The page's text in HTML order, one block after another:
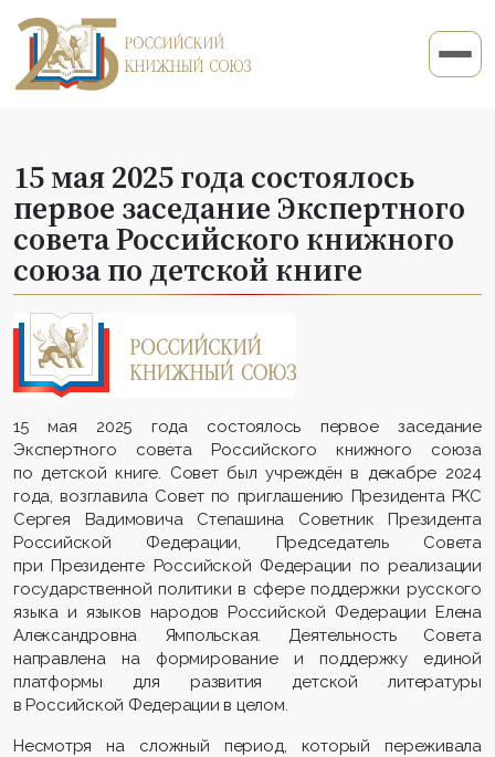
15 мая 2025 года состоялось
первое заседание Экспертного
совета Российского книжного
союза по детской книге
15 мая 2025 года состоялось первое заседание
Экспертного совета Российского книжного союза
по детской книге. Совет был учреждён в декабре 2024
года, возглавила Совет по приглашению Президента РКС
Сергея Вадимовича Степашина Советник Президента
Российской Федерации, Председатель Совета
при Президенте Российской Федерации по реализации
государственной политики в сфере поддержки русского
языка и языков народов Российской Федерации Елена
Александровна Ямпольская. Деятельность Совета
направлена на формирование и поддержку единой
платформы для развития детской литературы
в Российской Федерации в целом.
Несмотря на сложный период, который переживала